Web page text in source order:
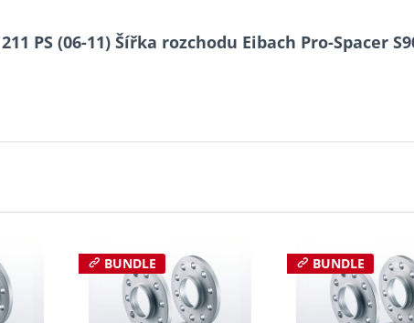
PS (06-11) Šířka rozchodu Eibach Pro-Spacer
BUNDLE BUNDLE